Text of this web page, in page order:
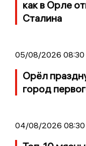
как в Орле
Сталина
05/08/2026 08:30
Орёл
город
04/08/2026 08:30